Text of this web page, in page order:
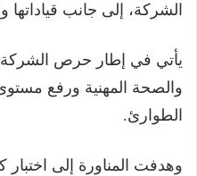
الشركة، إلى جانب قياداتها
يأتي في إطار حرص الشركة
والصحة المهنية ورفع
الطوارئ.
وهدفت المناورة إلى اختبار